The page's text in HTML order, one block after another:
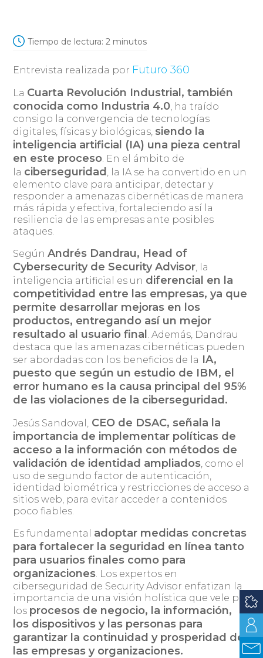
Tiempo de lectura: 2 minutos
Entrevista realizada por Futuro 360
La Cuarta Revolución Industrial, también
conocida como Industria 4.0 , ha traído
consigo la convergencia de tecnologías
digitales, físicas y biológicas, siendo la
inteligencia artificial (IA) una pieza central
en este proceso . En el ámbito de
la ciberseguridad , la IA se ha convertido en un
elemento clave para anticipar, detectar y
responder a amenazas cibernéticas de manera
más rápida y efectiva, fortaleciendo así la
resiliencia de las empresas ante posibles
ataques.
SegúnAndrés Dandrau, Head of
Cybersecurity de Security Advisor , la
inteligencia artificial es un diferencial en la
competitividad entre las empresas, ya que
permite desarrollar mejoras en los
productos, entregando así un mejor
resultado al usuario final . Además, Dandrau
destaca que las amenazas cibernéticas pueden
ser abordadas con los beneficios de la IA,
puesto que según un estudio de IBM, el
error humano es la causa principal del 95%
de las violaciones de la ciberseguridad.
Jesús Sandoval,
CEO de DSAC, señala la
importancia de implementar políticas de
acceso a la información con métodos de
validación de identidad ampliados , como el
uso de segundo factor de autenticación,
identidad biométrica y restricciones de acceso a
sitios web, para evitar acceder a contenidos
poco fiables.
Es fundamental adoptar medidas concretas
para fortalecer la seguridad en línea tanto
para usuarios finales como para
organizaciones . Los expertos en
ciberseguridad de Security Advisor enfatizan la
importancia de una visión holística que vele por
los procesos de negocio, la información,
los dispositivos y las personas para
garantizar la continuidad y prosperidad de
las empresas y organizaciones.